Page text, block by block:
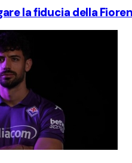
la fiducia della